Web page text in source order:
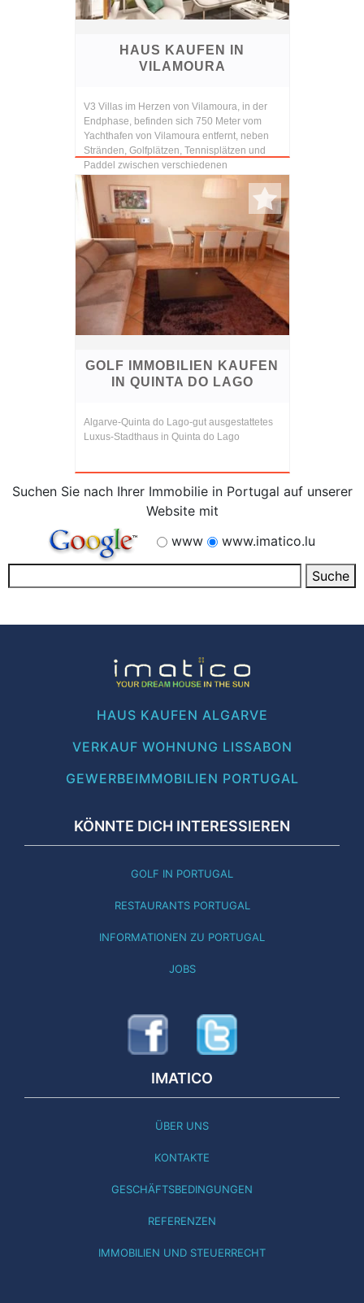
HAUS KAUFEN IN
VILAMOURA
V3 Villas im Herzen von Vilamoura, in der
Endphase, befinden sich 750 Meter vom
Yachthafen von Vilamoura entfernt, neben
Stränden, Golfplätzen, Tennisplätzen und
Paddel zwischen verschiedenen
Dienstleistungen. Sie s...
GOLF IMMOBILIEN KAUFEN
IN QUINTA DO LAGO
Algarve-Quinta do Lago-gut ausgestattetes
Luxus-Stadthaus in Quinta do Lago
Suchen Sie nach Ihrer Immobilie in Portugal auf unserer
Website mit
www
www.imatico.lu
HAUS KAUFEN ALGARVE
VERKAUF WOHNUNG LISSABON
GEWERBEIMMOBILIEN PORTUGAL
KÖNNTE DICH INTERESSIEREN
GOLF IN PORTUGAL
RESTAURANTS PORTUGAL
INFORMATIONEN ZU PORTUGAL
JOBS
IMATICO
ÜBER UNS
KONTAKTE
GESCHÄFTSBEDINGUNGEN
REFERENZEN
IMMOBILIEN UND STEUERRECHT